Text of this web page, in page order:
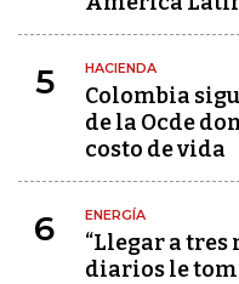
5 HACIENDA
Colombia
de la Ocde
costo de vida
6 ENERGÍA
“Llegar a
diarios le